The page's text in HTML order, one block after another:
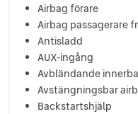
Airbag förare
Airbag passagerare
Antisladd
AUX-ingång
Avbländande
Avstängningsbar
Backstartshjälp